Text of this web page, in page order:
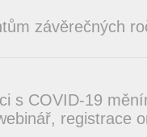
závěrečných
s COVID-19
registrace